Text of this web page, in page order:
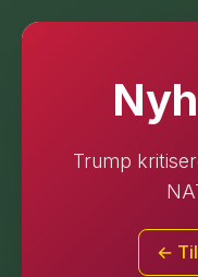
Trump
←